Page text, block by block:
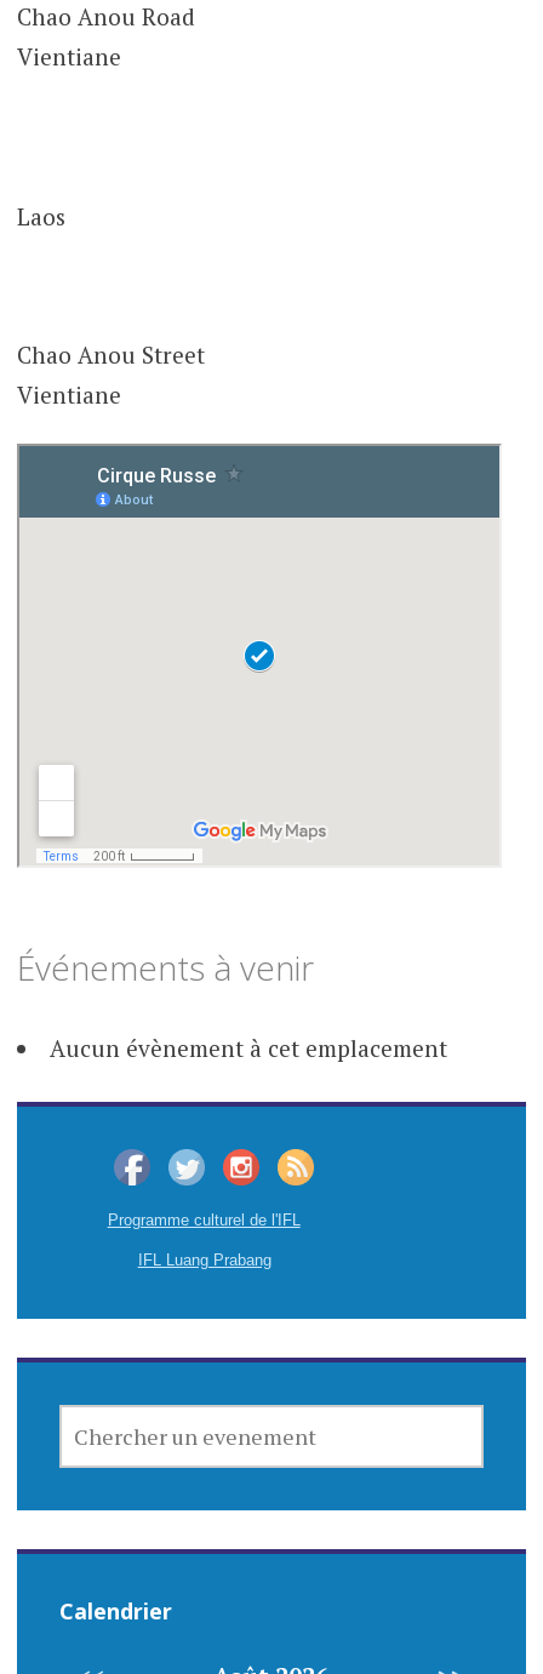
Chao Anou Road
Vientiane
Laos
Chao Anou Street
Vientiane
Événements à venir
Aucun évènement à cet emplacement
Programme culturel de l'IFL
IFL Luang Prabang
UN
Calendrier